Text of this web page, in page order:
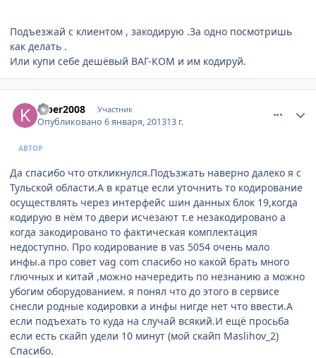
Подъезжай с клиентом , закодирую .За одно посмотришь
как делать .
Или купи себе дешёвый ВАГ-КОМ и им кодируй.
kiber2008 Участник
Опубликовано6 января, 201313 г.
АВТОР
Да спасибо что откликнулся.Подъзжать наверно далеко я с
Тульской области.А в кратце если уточнить то кодирование
осуществлять через интерфейс шин данных блок 19,когда
кодирую в нём то двери исчезают т.е незакодировано а
когда закодировано то фактическая комплектация
недоступно. Про кодирование в vas 5054 очень мало
инфы.а про совет vag com спасибо но какой брать много
глючных и китай ,можно начередить по незнанию а можно
убогим оборудованием. я понял что до этого в сервисе
снесли родные кодировки а инфы нигде нет что ввести.А
если подъехать то куда на случай всякий.И ещё просьба
если есть скайп удели 10 минут (мой скайп Maslihov_2)
Спасибо.